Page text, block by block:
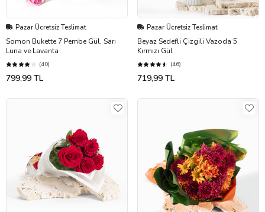
Pazar Ücretsiz Teslimat
Somon Bukette 7 Pembe Gül, Sarı
Luna ve Lavanta
(40)
799,99 TL
Pazar Ücretsiz Teslimat
Beyaz Sedefli Çizgili Vazoda 5
Kırmızı Gül
(46)
719,99 TL